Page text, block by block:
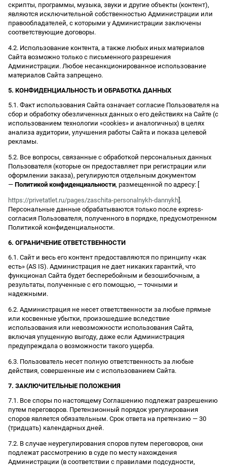
скрипты, программы, музыка, звуки и другие объекты (контент),
являются исключительной собственностью Администрации или
правообладателей, с которыми у Администрации заключены
соответствующие договоры.
4.2. Использование контента, а также любых иных материалов
Сайта возможно только с письменного разрешения
Администрации. Любое несанкционированное использование
материалов Сайта запрещено.
5. КОНФИДЕНЦИАЛЬНОСТЬ И ОБРАБОТКА ДАННЫХ
5.1. Факт использования Сайта означает согласие Пользователя на
сбор и обработку обезличенных данных о его действиях на Сайте (с
использованием технологии «cookies» и аналогичных) в целях
анализа аудитории, улучшения работы Сайта и показа целевой
рекламы.
5.2. Все вопросы, связанные с обработкой персональных данных
Пользователя (которые он предоставляет при регистрации или
оформлении заказа), регулируются отдельным документом
— Политикой конфиденциальности, размещенной по адресу: [
https://privetatlet.ru/pages/zaschita-personalnykh-dannykh ].
Персональные данные обрабатываются только после express-
согласия Пользователя, полученного в порядке, предусмотренном
Политикой конфиденциальности.
6. ОГРАНИЧЕНИЕ ОТВЕТСТВЕННОСТИ
6.1. Сайт и весь его контент предоставляются по принципу «как
есть» (AS IS). Администрация не дает никаких гарантий, что
функционал Сайта будет бесперебойным и безошибочным, а
результаты, полученные с его помощью, — точными и
надежными.
6.2. Администрация не несет ответственности за любые прямые
или косвенные убытки, произошедшие вследствие
использования или невозможности использования Сайта,
включая упущенную выгоду, даже если Администрация
предупреждала о возможности такого ущерба.
6.3. Пользователь несет полную ответственность за любые
действия, совершенные им с использованием Сайта.
7. ЗАКЛЮЧИТЕЛЬНЫЕ ПОЛОЖЕНИЯ
7.1. Все споры по настоящему Соглашению подлежат разрешению
путем переговоров. Претензионный порядок урегулирования
споров является обязательным. Срок ответа на претензию — 30
(тридцать) календарных дней.
7.2. В случае неурегулирования споров путем переговоров, они
подлежат рассмотрению в суде по месту нахождения
Администрации (в соответствии с правилами подсудности,